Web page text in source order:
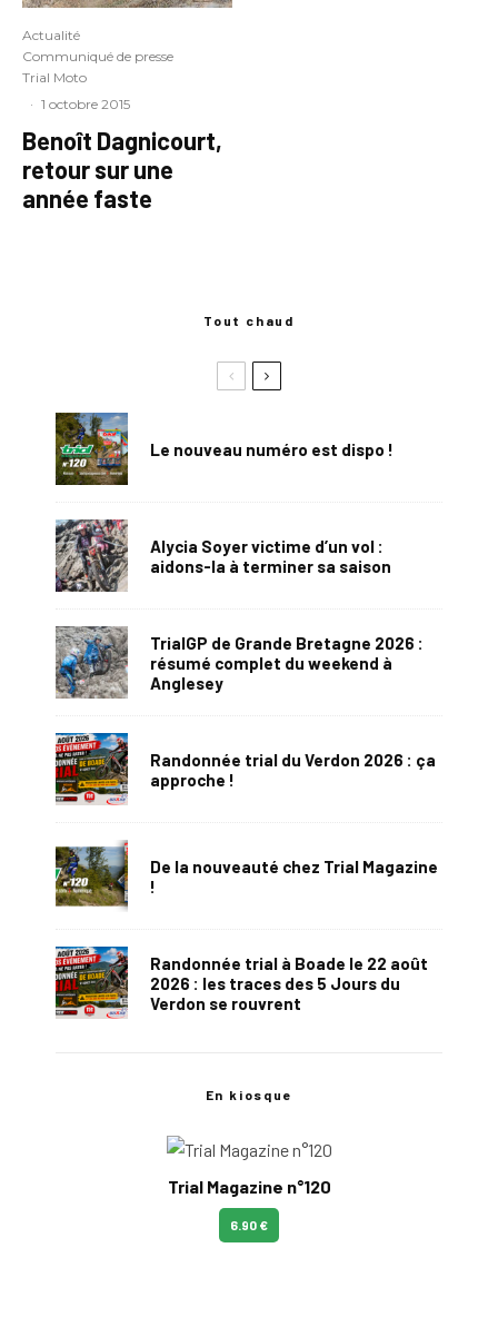
Actualité
Communiqué de presse
Trial Moto
· 1 octobre 2015
Benoît Dagnicourt,
retour sur une
année faste
Tout chaud
Le nouveau numéro est dispo !
Alycia Soyer victime d’un vol :
aidons-la à terminer sa saison
TrialGP de Grande Bretagne 2026 :
résumé complet du weekend à
Anglesey
Randonnée trial du Verdon 2026 : ça
approche !
De la nouveauté chez Trial Magazine
!
Randonnée trial à Boade le 22 août
2026 : les traces des 5 Jours du
Verdon se rouvrent
En kiosque
Trial Magazine n°120
6.90 €